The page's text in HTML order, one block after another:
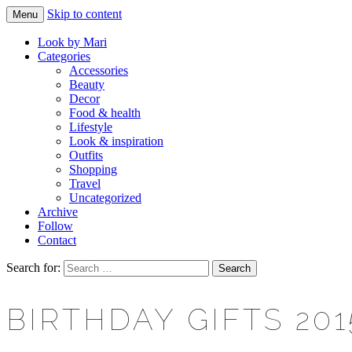
LOOK BY MARI
Makeup & beauty blog
Menu Skip to content
Look by Mari
Categories
Accessories
Beauty
Decor
Food & health
Lifestyle
Look & inspiration
Outfits
Shopping
Travel
Uncategorized
Archive
Follow
Contact
Search for:
BIRTHDAY GIFTS